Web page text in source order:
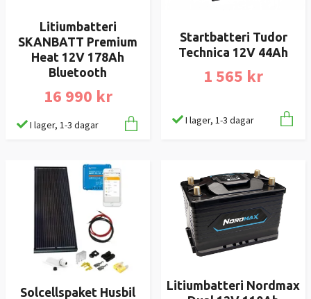
Litiumbatteri
SKANBATT Premium
Heat 12V 178Ah
Bluetooth
16 990 kr
I lager, 1-3 dagar
Startbatteri Tudor
Technica 12V 44Ah
1 565 kr
I lager, 1-3 dagar
Solcellspaket Husbil
Litiumbatteri Nordmax